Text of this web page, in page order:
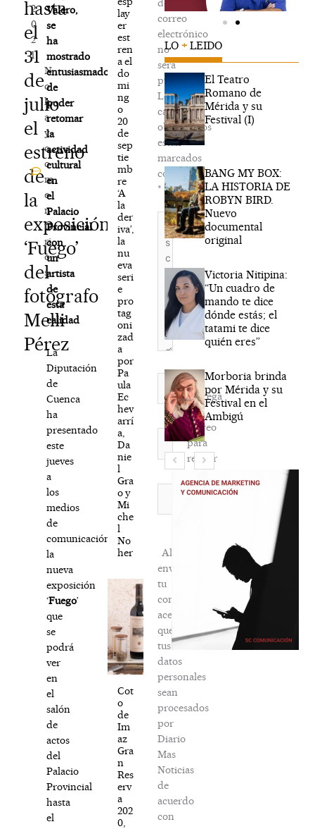
hasta
el
31
de
julio
el
estreno
de
la
exposición
‘Fuego’
del
fotógrafo
Melli
Pérez
2
0
2
1
N
o
h
a
y
c
o
m
e
n
ta
ri
o
s
Valero,
se
ha
mostrado
entusiasmado
de
poder
retomar
la
actividad
cultural
en
el
Palacio
Provincial
con
un
artista
de
esta
calidad
La
Diputación
de
Cuenca
ha
presentado
este
jueves
a
los
medios
de
comunicación
la
nueva
exposición
‘Fuego’
que
se
podrá
ver
en
el
salón
de
actos
del
Palacio
Provincial
hasta
el
lay
er
est
ren
a el
do
mi
ng
o
20
de
sep
tie
mb
re
‘A
la
der
iva’,
la
nu
eva
seri
e
pro
tag
oni
zad
a
por
Pa
ula
Ec
hev
arrí
a,
Da
nie
l
Gra
o y
Mi
che
l
No
her
Cot
o
de
Im
az
Gra
n
Res
erv
a
202
0,
de
correo
electrónico
no
será
publicada.
Los
campos
obligatorios
están
marcados
con
*
Escribe
aquí...
Nombre*
Correo
electrónico*
Agréga
mi
correo
para
recibir
la
newsletter
Al
enviar
tu
comentario,
aceptas
que
tus
datos
personales
sean
procesados
por
Diario
Mas
Noticias
de
acuerdo
con
LO + LEIDO
El Teatro
Romano de
Mérida y su
Festival (I)
BANG MY BOX:
LA HISTORIA DE
ROBYN BIRD.
Nuevo
documental
original
Victoria Nitipina:
“Un cuadro de
mando te dice
dónde estás; el
tatami te dice
quién eres”
Morboria brinda
por Mérida y su
Festival en el
Ambigú